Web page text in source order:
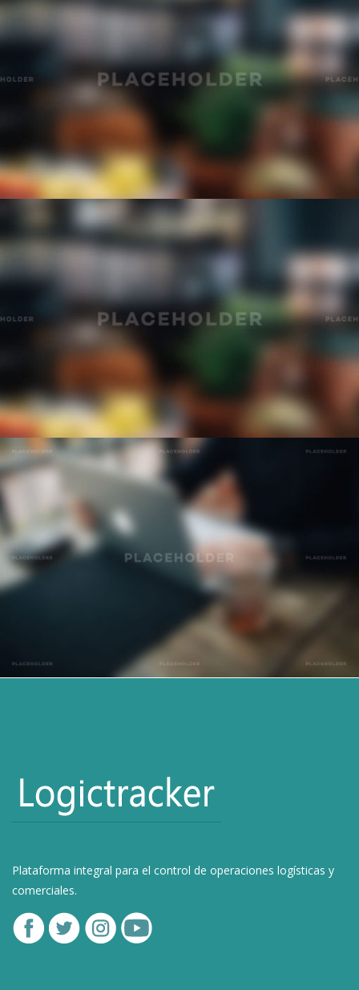
Plataforma integral para el control de operaciones logísticas y
comerciales.